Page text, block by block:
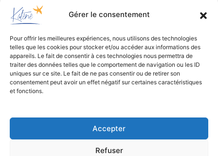
Gérer le consentement
Pour offrir les meilleures expériences, nous utilisons des technologies
telles que les cookies pour stocker et/ou accéder aux informations des
appareils. Le fait de consentir à ces technologies nous permettra de
traiter des données telles que le comportement de navigation ou les ID
uniques sur ce site. Le fait de ne pas consentir ou de retirer son
consentement peut avoir un effet négatif sur certaines caractéristiques
et fonctions.
Accepter
Refuser
Bureau d’études
de conception environnementale